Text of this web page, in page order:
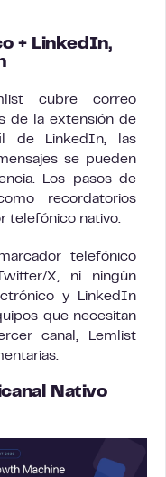
+ LinkedIn,
cubre correo
de la extensión de
de LinkedIn, las
se pueden
Los pasos de
recordatorios
telefónico nativo.
telefónico
X, ni ningún
y LinkedIn
que necesitan
canal, Lemlist
Nativo